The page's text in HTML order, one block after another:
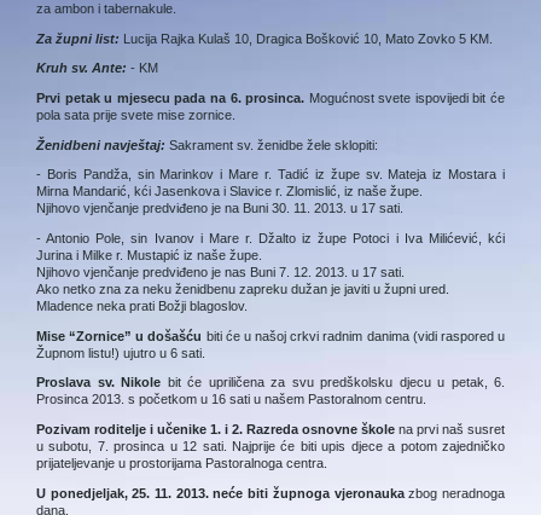
za ambon i tabernakule.
Za župni list: Lucija Rajka Kulaš 10, Dragica Bošković 10, Mato Zovko 5 KM.
Kruh sv. Ante: - KM
Prvi petak u mjesecu pada na 6. prosinca. Mogućnost svete ispovijedi bit će
pola sata prije svete mise zornice.
Ženidbeni navještaj: Sakrament sv. ženidbe žele sklopiti:
- Boris Pandža, sin Marinkov i Mare r. Tadić iz župe sv. Mateja iz Mostara i
Mirna Mandarić, kći Jasenkova i Slavice r. Zlomislić, iz naše župe.
Njihovo vjenčanje predviđeno je na Buni 30. 11. 2013. u 17 sati.
- Antonio Pole, sin Ivanov i Mare r. Džalto iz župe Potoci i Iva Milićević, kći
Jurina i Milke r. Mustapić iz naše župe.
Njihovo vjenčanje predviđeno je nas Buni 7. 12. 2013. u 17 sati.
Ako netko zna za neku ženidbenu zapreku dužan je javiti u župni ured.
Mladence neka prati Božji blagoslov.
Mise “Zornice” u došašću biti će u našoj crkvi radnim danima (vidi raspored u
Župnom listu!) ujutro u 6 sati.
Proslava sv. Nikole bit će upriličena za svu predškolsku djecu u petak, 6.
Prosinca 2013. s početkom u 16 sati u našem Pastoralnom centru.
Pozivam roditelje i učenike 1. i 2. Razreda osnovne škole na prvi naš susret
u subotu, 7. prosinca u 12 sati. Najprije će biti upis djece a potom zajedničko
prijateljevanje u prostorijama Pastoralnoga centra.
U ponedjeljak, 25. 11. 2013. neće biti župnoga vjeronaukazbog neradnoga
dana.